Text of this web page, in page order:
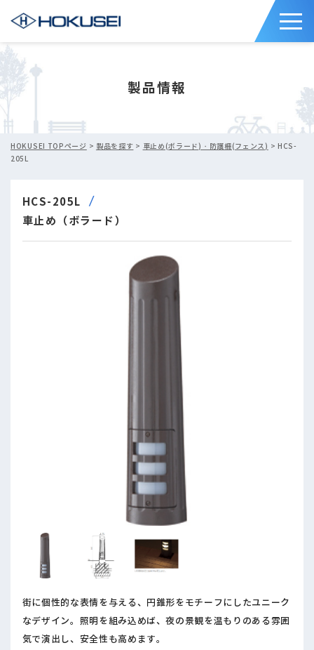
製品情報
HOKUSEI TOPページ > 製品を探す > 車止め(ボラード)・防護柵(フェンス) > HCS-
205L
HCS-205L
車止め（ボラード）
街に個性的な表情を与える、円錐形をモチーフにしたユニーク
なデザイン。照明を組み込めば、夜の景観を温もりのある雰囲
気で演出し、安全性も高めます。